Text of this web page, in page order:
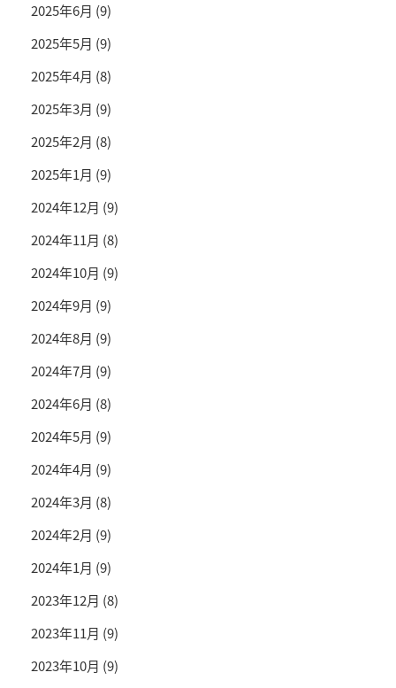
2025年6月 (9)
2025年5月 (9)
2025年4月 (8)
2025年3月 (9)
2025年2月 (8)
2025年1月 (9)
2024年12月 (9)
2024年11月 (8)
2024年10月 (9)
2024年9月 (9)
2024年8月 (9)
2024年7月 (9)
2024年6月 (8)
2024年5月 (9)
2024年4月 (9)
2024年3月 (8)
2024年2月 (9)
2024年1月 (9)
2023年12月 (8)
2023年11月 (9)
2023年10月 (9)